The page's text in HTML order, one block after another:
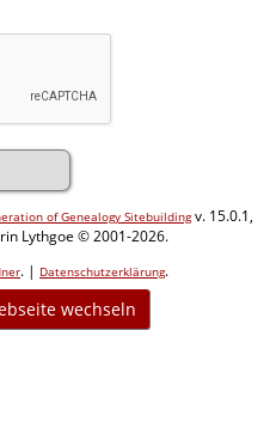
of Genealogy Sitebuildingv. 15.0.1,
Lythgoe © 2001-2026.
. | Datenschutzerklärung.
wechseln